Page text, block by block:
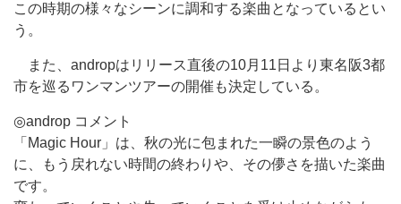
この時期の様々なシーンに調和する楽曲となっているとい
う。
また、andropはリリース直後の10月11日より東名阪3都
市を巡るワンマンツアーの開催も決定している。
◎androp コメント
「Magic Hour」は、秋の光に包まれた一瞬の景色のよう
に、もう戻れない時間の終わりや、その儚さを描いた楽曲
です。